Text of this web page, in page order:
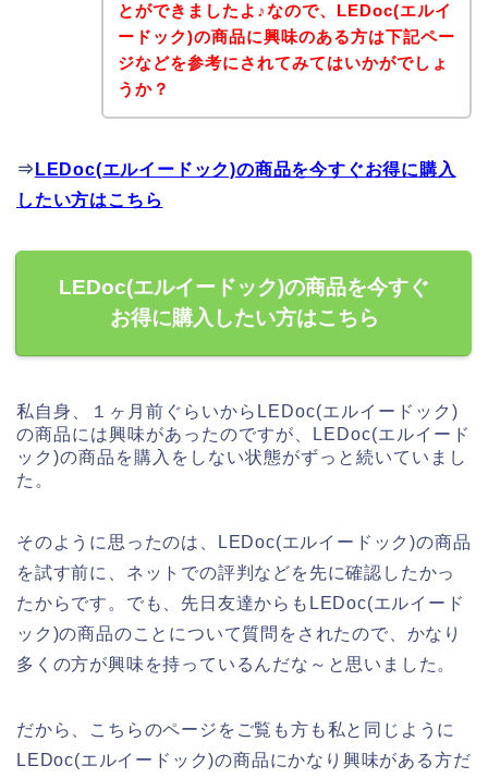
とができましたよ♪なので、LEDoc(エルイ
ードック)の商品に興味のある方は下記ペー
ジなどを参考にされてみてはいかがでしょ
うか？
⇒ LEDoc(エルイードック)の商品を今すぐお得に購入
したい方はこちら
LEDoc(エルイードック)の商品を今すぐ
お得に購入したい方はこちら
私自身、１ヶ月前ぐらいからLEDoc(エルイードック)
の商品には興味があったのですが、LEDoc(エルイード
ック)の商品を購入をしない状態がずっと続いていまし
た。
そのように思ったのは、LEDoc(エルイードック)の商品
を試す前に、ネットでの評判などを先に確認したかっ
たからです。でも、先日友達からもLEDoc(エルイード
ック)の商品のことについて質問をされたので、かなり
多くの方が興味を持っているんだな～と思いました。
だから、こちらのページをご覧も方も私と同じように
LEDoc(エルイードック)の商品にかなり興味がある方だ